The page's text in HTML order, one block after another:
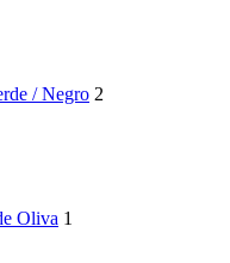
/ Negro 2
Oliva 1